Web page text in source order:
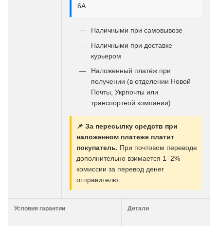
6А
Наличными при самовывозе
Наличными при доставке
курьером
Наложенный платёж при
получении (в отделении Новой
Почты, Укрпочты или
транспортной компании)
📌 За пересылку средств при
наложенном платеже платит
покупатель. При почтовом переводе
дополнительно взимается 1–2%
комиссии за перевод денег
отправителю.
Условия гарантии Детали